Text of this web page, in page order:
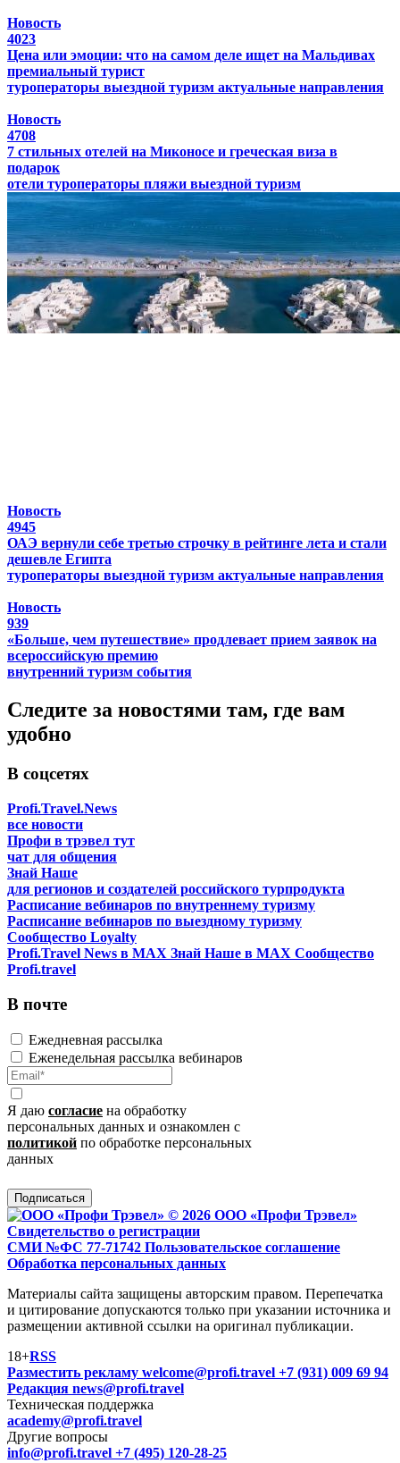
Новость
4023
Цена или эмоции: что на самом деле ищет на Мальдивах
премиальный турист
туроператоры выездной туризм актуальные направления
Новость
4708
7 стильных отелей на Миконосе и греческая виза в
подарок
отели туроператоры пляжи выездной туризм
Новость
4945
ОАЭ вернули себе третью строчку в рейтинге лета и стали
дешевле Египта
туроператоры выездной туризм актуальные направления
Новость
939
«Больше, чем путешествие» продлевает прием заявок на
всероссийскую премию
внутренний туризм события
Следите за новостями там, где вам
удобно
В соцсетях
Profi.Travel.News
все новости
Профи в трэвел тут
чат для общения
Знай Наше
для регионов и создателей российского турпродукта
Расписание вебинаров по внутреннему туризму
Расписание вебинаров по выездному туризму
Сообщество Loyalty
Profi.Travel News в MAX Знай Наше в MAX Сообщество
Profi.travel
В почте
Ежедневная рассылка
Еженедельная рассылка вебинаров
Я даю согласие на обработку
персональных данных и ознакомлен с
политикой по обработке персональных
данных
Подписаться
© 2026 ООО «Профи Трэвeл»
Свидетельство о регистрации
СМИ №ФС 77-71742 Пользовательское соглашение
Обработка персональных данных
Материалы сайта защищены авторским правом. Перепечатка
и цитирование допускаются только при указании источника и
размещении активной ссылки на оригинал публикации.
18+RSS
Разместить рекламу welcome@profi.travel +7 (931) 009 69 94
Редакция news@profi.travel
Техническая поддержка
academy@profi.travel
Другие вопросы
info@profi.travel +7 (495) 120-28-25